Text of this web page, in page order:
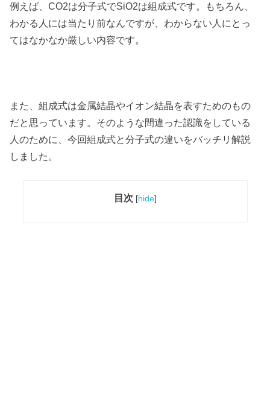
例えば、CO2は分子式でSiO2は組成式です。もちろん、
わかる人には当たり前なんですが、わからない人にとっ
てはなかなか厳しい内容です。
また、組成式は金属結晶やイオン結晶を表すためのもの
だと思っています。そのような間違った認識をしている
人のために、今回組成式と分子式の違いをバッチリ解説
しました。
目次 [hide]